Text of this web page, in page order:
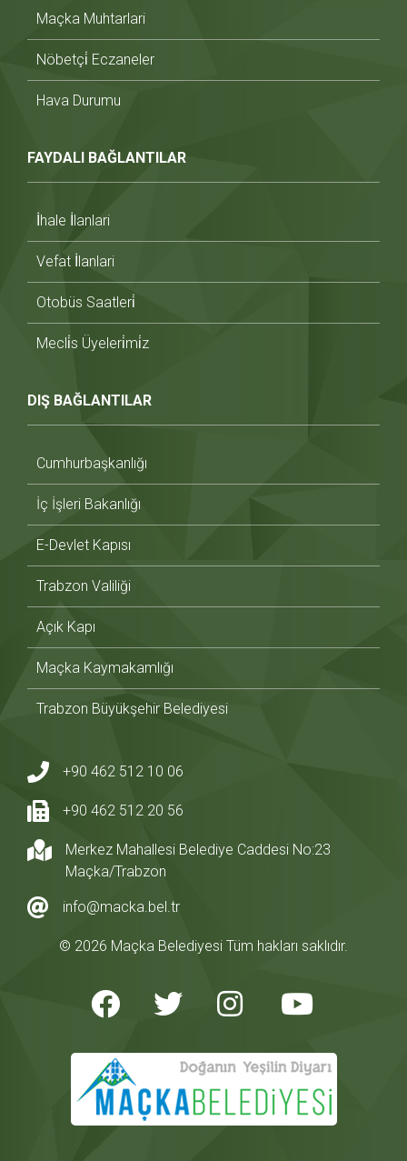
Maçka Muhtarlari
Nöbetçi̇ Eczaneler
Hava Durumu
FAYDALI BAĞLANTILAR
İhale İlanlari
Vefat İlanlari
Otobüs Saatleri̇
Mecli̇s Üyeleri̇mi̇z
DIŞ BAĞLANTILAR
Cumhurbaşkanlığı
İç İşleri Bakanlığı
E-Devlet Kapısı
Trabzon Valiliği
Açık Kapı
Maçka Kaymakamlığı
Trabzon Büyükşehir Belediyesi
+90 462 512 10 06
+90 462 512 20 56
Merkez Mahallesi Belediye Caddesi No:23
Maçka/Trabzon
info@macka.bel.tr
© 2026 Maçka Belediyesi Tüm hakları saklıdır.